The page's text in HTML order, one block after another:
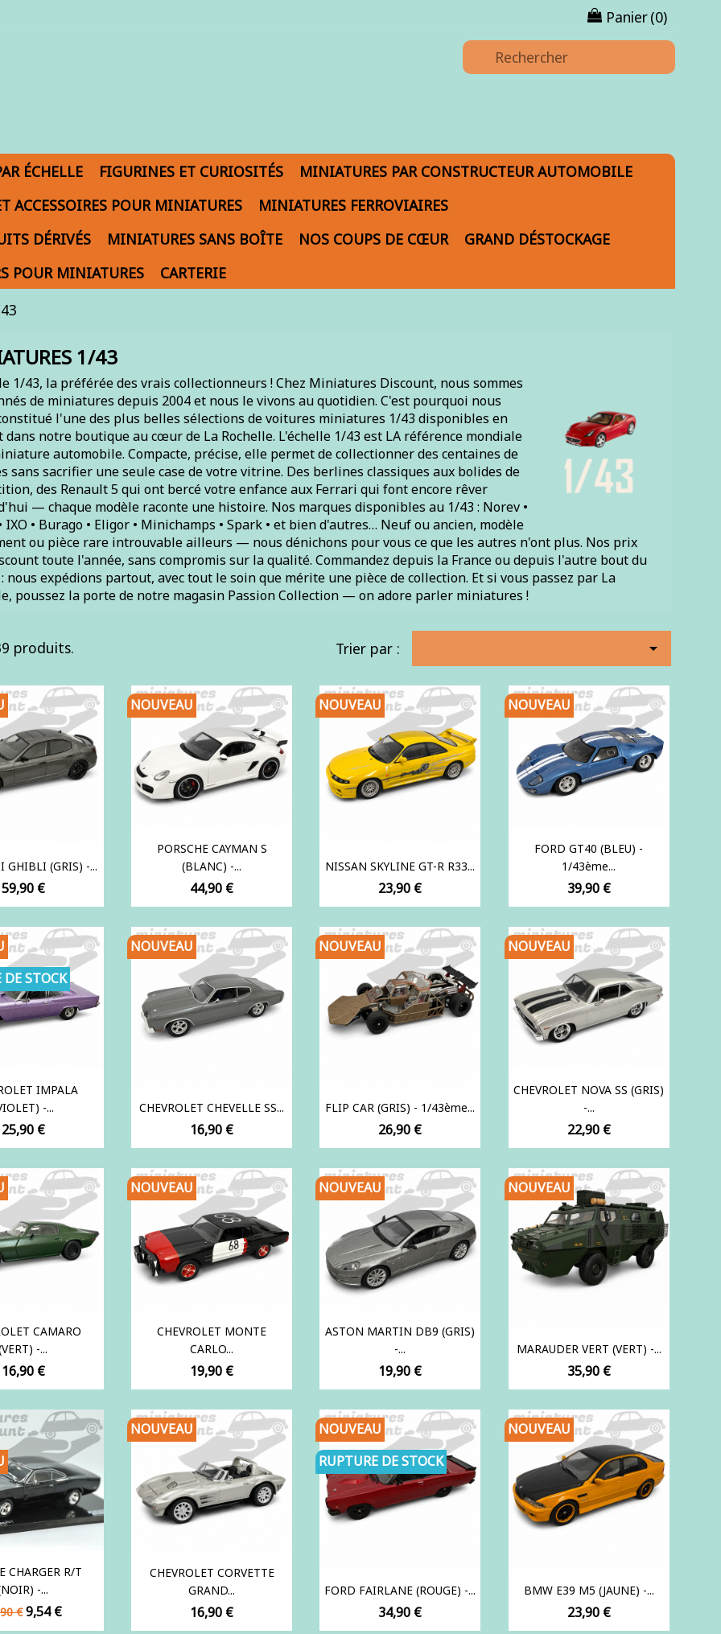
Panier(0)
ÉCHELLE FIGURINES ET CURIOSITÉS
MINIATURES PAR CONSTRUCTEUR AUTOMOBILE
ACCESSOIRES POUR MINIATURES
MINIATURES FERROVIAIRES
DÉRIVÉS MINIATURES SANS BOÎTE NOS COUPS DE CŒUR
GRAND DÉSTOCKAGE
POUR MINIATURES
CARTERIE
1/43
1/43, la préférée des vrais collectionneurs ! Chez Miniatures Discount, nous sommes
de miniatures depuis 2004 et nous le vivons au quotidien. C'est pourquoi nous
l'une des plus belles sélections de voitures miniatures 1/43 disponibles en
dans notre boutique au cœur de La Rochelle. L'échelle 1/43 est LA référence mondiale
automobile. Compacte, précise, elle permet de collectionner des centaines de
sans sacrifier une seule case de votre vitrine. Des berlines classiques aux bolides de
des Renault 5 qui ont bercé votre enfance aux Ferrari qui font encore rêver
— chaque modèle raconte une histoire. Nos marques disponibles au 1/43 : Norev •
IXO • Burago • Eligor • Minichamps • Spark • et bien d'autres… Neuf ou ancien, modèle
ou pièce rare introuvable ailleurs — nous dénichons pour vous ce que les autres n'ont plus. Nos prix
toute l'année, sans compromis sur la qualité. Commandez depuis la France ou depuis l'autre bout du
nous expédions partout, avec tout le soin que mérite une pièce de collection. Et si vous passez par La
poussez la porte de notre magasin Passion Collection — on adore parler miniatures !
produits. Trier par : 
GHIBLI (GRIS) -...
Prix
59,90 €
PORSCHE CAYMAN S
(BLANC) -...
Prix
44,90 €
NOUVEAU
NISSAN SKYLINE GT-R R33...
Prix
23,90 €
NOUVEAU
FORD GT40 (BLEU) -
1/43ème...
Prix
39,90 €
NOUVEAU
IMPALA
-...
Prix
25,90 €
DE STOCK
CHEVROLET CHEVELLE SS...
Prix
16,90 €
NOUVEAU
FLIP CAR (GRIS) - 1/43ème...
Prix
26,90 €
NOUVEAU
CHEVROLET NOVA SS (GRIS)
-...
Prix
22,90 €
NOUVEAU
CAMARO
-...
Prix
16,90 €
CHEVROLET MONTE
CARLO...
Prix
19,90 €
NOUVEAU
ASTON MARTIN DB9 (GRIS)
-...
Prix
19,90 €
NOUVEAU
MARAUDER VERT (VERT) -...
Prix
35,90 €
NOUVEAU
CHARGER R/T
-...
€ Prix
9,54 €
CHEVROLET CORVETTE
GRAND...
Prix
16,90 €
NOUVEAU
FORD FAIRLANE (ROUGE) -...
Prix
34,90 €
NOUVEAU
RUPTURE DE STOCK
BMW E39 M5 (JAUNE) -...
Prix
23,90 €
NOUVEAU